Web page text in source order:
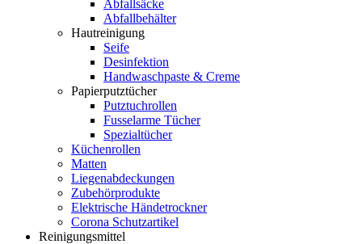
Abfallsäcke
Abfallbehälter
Hautreinigung
Seife
Desinfektion
Handwaschpaste & Creme
Papierputztücher
Putztuchrollen
Fusselarme Tücher
Spezialtücher
Küchenrollen
Matten
Liegenabdeckungen
Zubehörprodukte
Elektrische Händetrockner
Corona Schutzartikel
Reinigungsmittel